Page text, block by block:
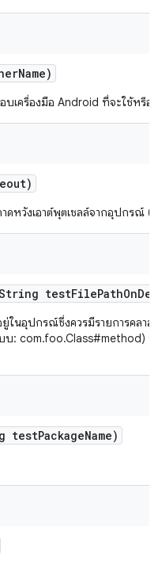
Name)
บเครื่องมือ Android ที่จะใช้หรือไ
ดหวังเอาต์พุตเชลล์จากอุปกรณ์ (
testFilePathOn
ในอุปกรณ์ซึ่งควรมีรายการคลาสแ
: com.foo.Class#method) ที่จ
testPackageName)